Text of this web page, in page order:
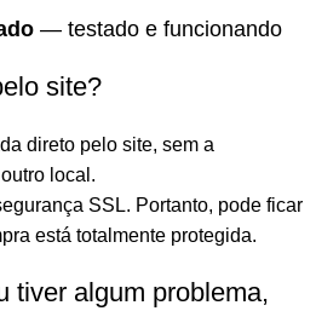
— testado e funcionando
site?
direto pelo site, sem a
local.
SSL. Portanto, pode ficar
está totalmente protegida.
tiver algum problema,